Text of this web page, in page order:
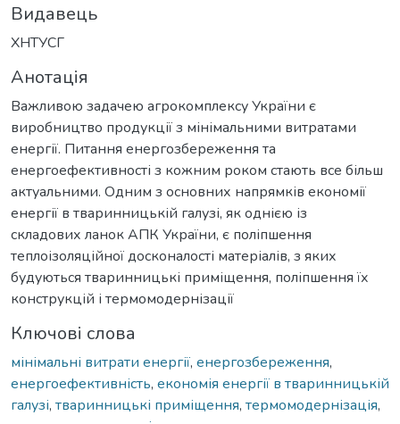
Видавець
ХНТУСГ
Анотація
Важливою задачею агрокомплексу України є
виробництво продукції з мінімальними витратами
енергії. Питання енергозбереження та
енергоефективності з кожним роком стають все більш
актуальними. Одним з основних напрямків економії
енергії в тваринницькій галузі, як однією із
складових ланок АПК України, є поліпшення
теплоізоляційної досконалості матеріалів, з яких
будуються тваринницькі приміщення, поліпшення їх
конструкцій і термомодернізації
Ключові слова
мінімальні витрати енергії, енергозбереження,
енергоефективність, економія енергії в тваринницькій
галузі, тваринницькі приміщення, термомодернізація,